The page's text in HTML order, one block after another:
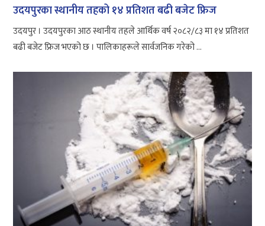
उदयपुरका स्थानीय तहको १४ प्रतिशत बढी बजेट फ्रिज
उदयपुर । उदयपुरका आठ स्थानीय तहले आर्थिक वर्ष २०८२/८३ मा १४ प्रतिशत
बढी बजेट फ्रिज भएको छ । पालिकाहरूले सार्वजनिक गरेको ...